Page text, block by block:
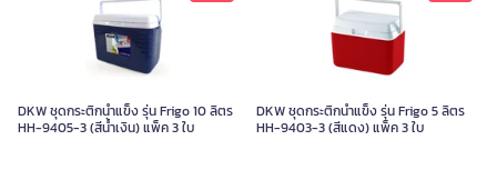
DKW ชุดกระติกน้ำแข็ง รุ่น Frigo 10 ลิตร
HH-9405-3 (สีน้ำเงิน) แพ็ค 3 ใบ
DKW ชุดกระติกน้ำแข็ง รุ่น Frigo 5 ลิตร
HH-9403-3 (สีแดง) แพ็ค 3 ใบ